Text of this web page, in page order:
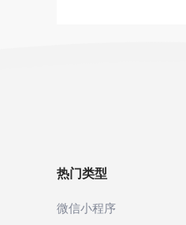
热门类型
微信小程序